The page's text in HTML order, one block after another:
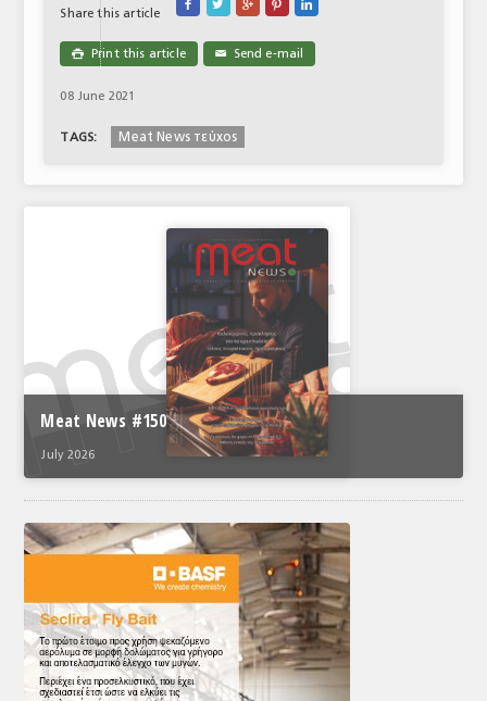
Share this article
    
 Print this article ✉ Send e-mail
08 June 2021
TAGS: Meat News τεύχος
Meat News #150
July 2026